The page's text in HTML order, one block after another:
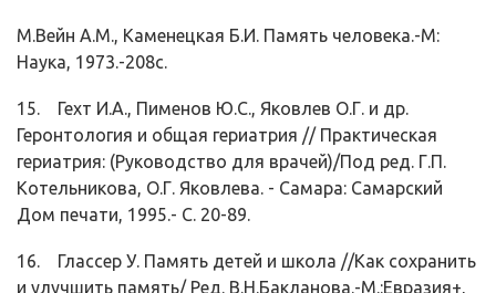
М.Вейн А.М., Каменецкая Б.И. Память человека.-М:
Наука, 1973.-208с.
15. Гехт И.А., Пименов Ю.С., Яковлев О.Г. и др.
Геронтология и общая гериатрия // Практическая
гериатрия: (Руководство для врачей)/Под ред. Г.П.
Котельникова, О.Г. Яковлева. - Самара: Самарский
Дом печати, 1995.- С. 20-89.
16. Глассер У. Память детей и школа //Как сохранить
и улучшить память/ Ред. В.Н.Бакланова.-М.:Евразия+,